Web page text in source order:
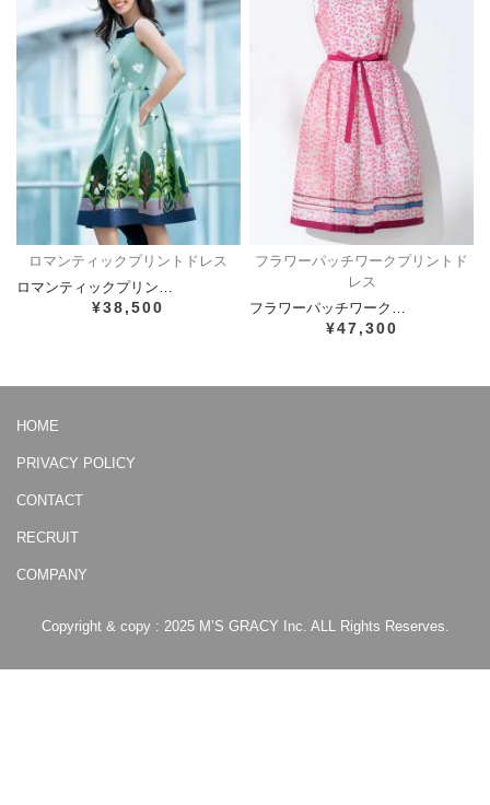
ロマンティックプリントドレス
ロマンティックプリン…
¥38,500
フラワーパッチワークプリントド
レス
フラワーパッチワーク…
¥47,300
HOME
PRIVACY POLICY
CONTACT
RECRUIT
COMPANY
Copyright & copy : 2025 M’S GRACY Inc. ALL Rights Reserves.